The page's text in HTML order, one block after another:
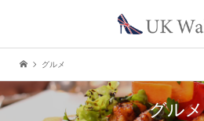
グルメ
グルメ